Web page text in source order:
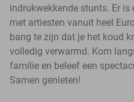
indrukwekkende stunts. Er
met artiesten vanuit heel
bang te zijn dat je het koud
volledig verwarmd. Kom
familie en beleef een
Samen genieten!